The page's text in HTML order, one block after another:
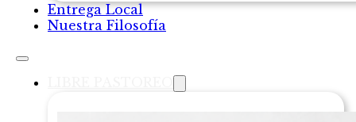
Entrega Local
Nuestra Filosofía